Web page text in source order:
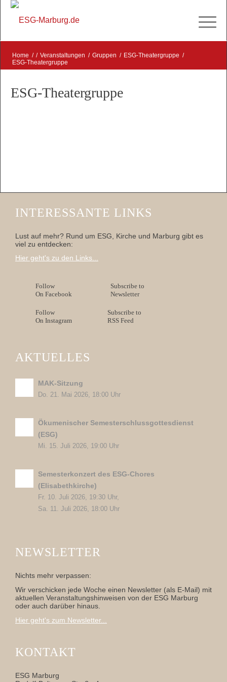
Home / / Veranstaltungen / Gruppen / ESG-Theatergruppe /
ESG-Theatergruppe
ESG-Theatergruppe
INTERESSANTE LINKS
Lust auf mehr? Rund um ESG, Kirche und Marburg gibt es
viel zu entdecken:
Hier geht's zu den Links...
Follow
On Facebook
Subscribe to
Newsletter
Follow
On Instagram
Subscribe to
RSS Feed
AKTUELLES
MAK-Sitzung
Do. 21. Mai 2026, 18:00 Uhr
Ökumenischer Semesterschlussgottesdienst
(ESG)
Mi. 15. Juli 2026, 19:00 Uhr
Semesterkonzert des ESG-Chores
(Elisabethkirche)
Fr. 10. Juli 2026, 19:30 Uhr,
Sa. 11. Juli 2026, 18:00 Uhr
NEWSLETTER
Nichts mehr verpassen:
Wir verschicken jede Woche einen Newsletter (als E-Mail) mit
aktuellen Veranstaltungshinweisen von der ESG Marburg
oder auch darüber hinaus.
Hier geht's zum Newsletter...
KONTAKT
ESG Marburg